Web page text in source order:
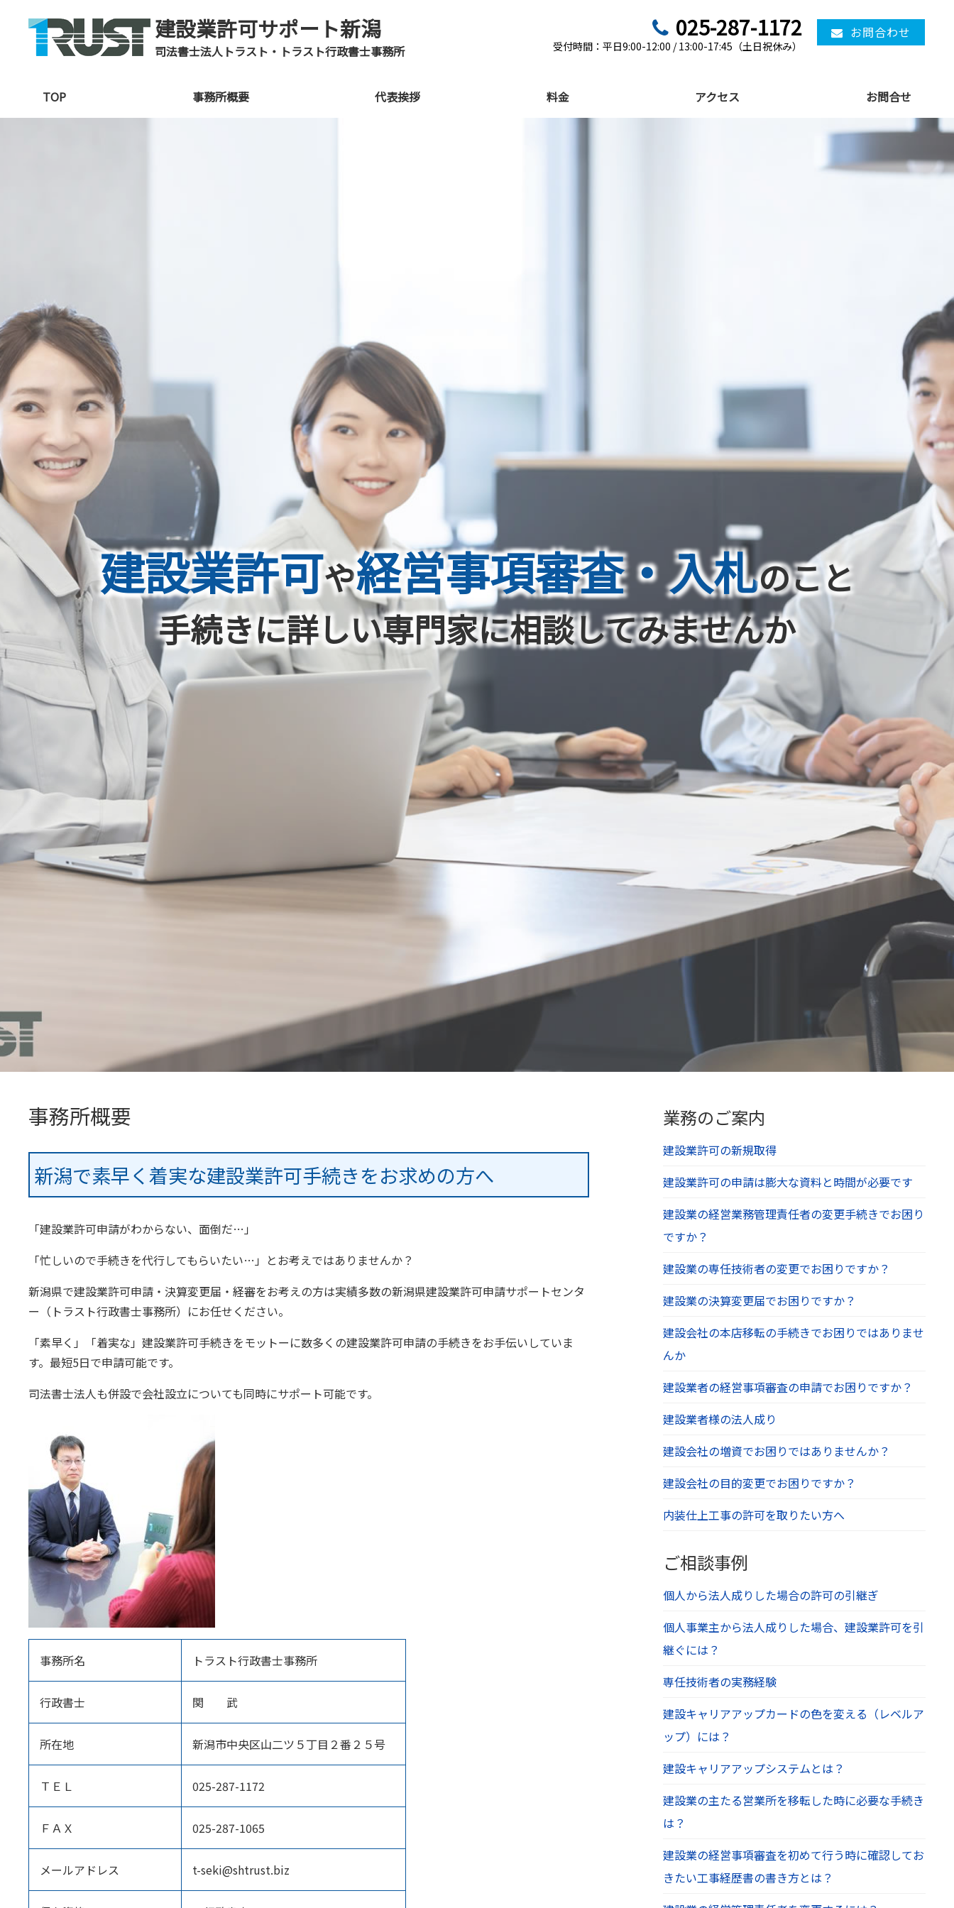
建設業許可サポート新潟
司法書士法人トラスト・トラスト行政書士事務所
025-287-1172
受付時間：平日9:00-12:00 / 13:00-17:45（土日祝休み）
お問合わせ
TOP 事務所概要 代表挨拶 料金 アクセス お問合せ
建設業許可や経営事項審査・入札のこと
手続きに詳しい専門家に相談してみませんか
事務所概要
新潟で素早く着実な建設業許可手続きをお求めの方へ
「建設業許可申請がわからない、面倒だ…」
「忙しいので手続きを代行してもらいたい…」とお考えではありませんか？
新潟県で建設業許可申請・決算変更届・経審をお考えの方は実績多数の新潟県建設業許可申請サポートセンタ
ー（トラスト行政書士事務所）にお任せください。
「素早く」「着実な」建設業許可手続きをモットーに数多くの建設業許可申請の手続きをお手伝いしていま
す。最短5日で申請可能です。
司法書士法人も併設で会社設立についても同時にサポート可能です。
事務所名 トラスト行政書士事務所
行政書士 関 武
所在地 新潟市中央区山二ツ５丁目２番２５号
ＴＥＬ 025-287-1172
ＦＡＸ 025-287-1065
メールアドレス t-seki@shtrust.biz
業務のご案内
建設業許可の新規取得
建設業許可の申請は膨大な資料と時間が必要です
建設業の経営業務管理責任者の変更手続きでお困り
ですか？
建設業の専任技術者の変更でお困りですか？
建設業の決算変更届でお困りですか？
建設会社の本店移転の手続きでお困りではありませ
んか
建設業者の経営事項審査の申請でお困りですか？
建設業者様の法人成り
建設会社の増資でお困りではありませんか？
建設会社の目的変更でお困りですか？
内装仕上工事の許可を取りたい方へ
ご相談事例
個人から法人成りした場合の許可の引継ぎ
個人事業主から法人成りした場合、建設業許可を引
継ぐには？
専任技術者の実務経験
建設キャリアアップカードの色を変える（レベルア
ップ）には？
建設キャリアアップシステムとは？
建設業の主たる営業所を移転した時に必要な手続き
は？
建設業の経営事項審査を初めて行う時に確認してお
きたい工事経歴書の書き方とは？